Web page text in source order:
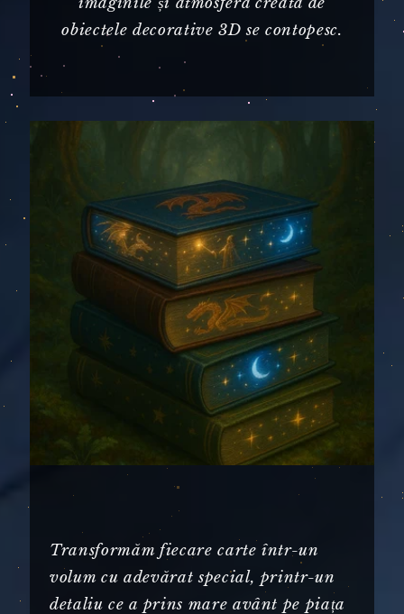
obiectele decorative 3D se contopesc.
Transformăm fiecare carte într-un
volum cu adevărat special, printr-un
detaliu ce a prins mare avânt pe piața